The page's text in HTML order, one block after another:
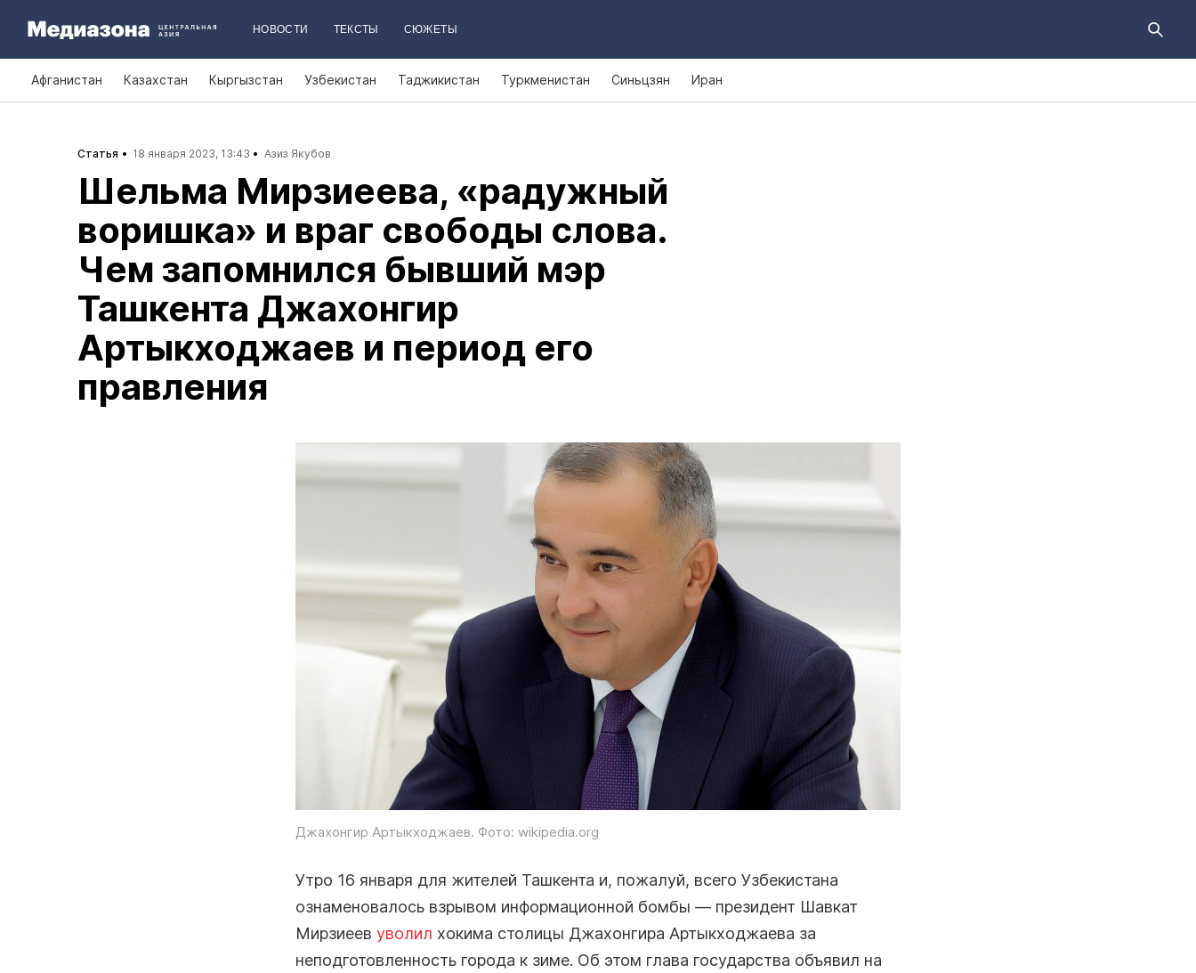
НОВОСТИ ТЕКСТЫ СЮЖЕТЫ
Афганистан Казахстан Кыргызстан Узбекистан Таджикистан Туркменистан Синьцзян Иран
Статья 18 января 2023, 13:43 Азиз Якубов
Шельма Мирзиеева, «радужный
воришка» и враг свободы слова.
Чем запомнился бывший мэр
Ташкента Джахонгир
Артыкходжаев и период его
правления
Джахонгир Артыкходжаев. Фото: wikipedia.org
Утро 16 января для жителей Ташкента и, пожалуй, всего Узбекистана
ознаменовалось взрывом информационной бомбы — президент Шавкат
Мирзиеев уволил хокима столицы Джахонгира Артыкходжаева за
неподготовленность города к зиме. Об этом глава государства объявил на